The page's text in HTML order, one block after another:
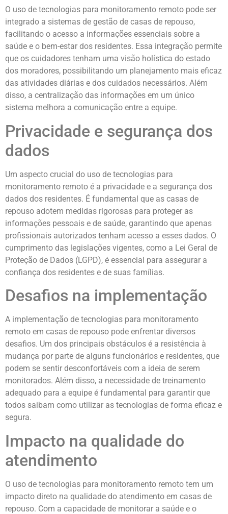
O uso de tecnologias para monitoramento remoto pode ser
integrado a sistemas de gestão de casas de repouso,
facilitando o acesso a informações essenciais sobre a
saúde e o bem-estar dos residentes. Essa integração permite
que os cuidadores tenham uma visão holística do estado
dos moradores, possibilitando um planejamento mais eficaz
das atividades diárias e dos cuidados necessários. Além
disso, a centralização das informações em um único
sistema melhora a comunicação entre a equipe.
Privacidade e segurança dos
dados
Um aspecto crucial do uso de tecnologias para
monitoramento remoto é a privacidade e a segurança dos
dados dos residentes. É fundamental que as casas de
repouso adotem medidas rigorosas para proteger as
informações pessoais e de saúde, garantindo que apenas
profissionais autorizados tenham acesso a esses dados. O
cumprimento das legislações vigentes, como a Lei Geral de
Proteção de Dados (LGPD), é essencial para assegurar a
confiança dos residentes e de suas famílias.
Desafios na implementação
A implementação de tecnologias para monitoramento
remoto em casas de repouso pode enfrentar diversos
desafios. Um dos principais obstáculos é a resistência à
mudança por parte de alguns funcionários e residentes, que
podem se sentir desconfortáveis com a ideia de serem
monitorados. Além disso, a necessidade de treinamento
adequado para a equipe é fundamental para garantir que
todos saibam como utilizar as tecnologias de forma eficaz e
segura.
Impacto na qualidade do
atendimento
O uso de tecnologias para monitoramento remoto tem um
impacto direto na qualidade do atendimento em casas de
repouso. Com a capacidade de monitorar a saúde e o